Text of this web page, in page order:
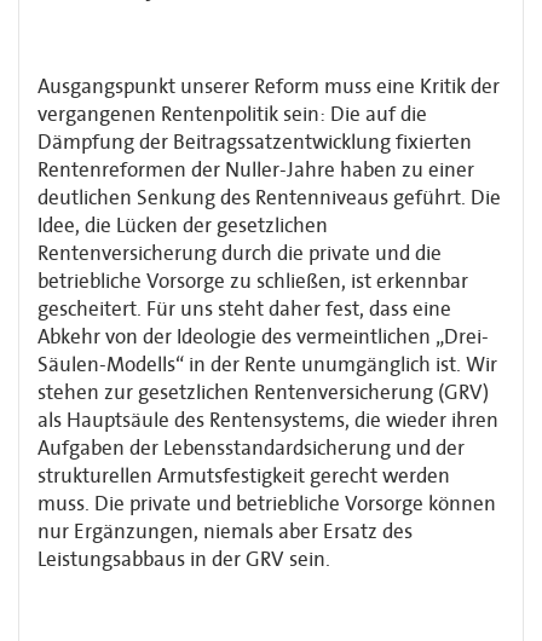
Ausgangspunkt unserer Reform muss eine Kritik der
vergangenen Rentenpolitik sein: Die auf die
Dämpfung der Beitragssatzentwicklung fixierten
Rentenreformen der Nuller-Jahre haben zu einer
deutlichen Senkung des Rentenniveaus geführt. Die
Idee, die Lücken der gesetzlichen
Rentenversicherung durch die private und die
betriebliche Vorsorge zu schließen, ist erkennbar
gescheitert. Für uns steht daher fest, dass eine
Abkehr von der Ideologie des vermeintlichen „Drei-
Säulen-Modells“ in der Rente unumgänglich ist. Wir
stehen zur gesetzlichen Rentenversicherung (GRV)
als Hauptsäule des Rentensystems, die wieder ihren
Aufgaben der Lebensstandardsicherung und der
strukturellen Armutsfestigkeit gerecht werden
muss. Die private und betriebliche Vorsorge können
nur Ergänzungen, niemals aber Ersatz des
Leistungsabbaus in der GRV sein.